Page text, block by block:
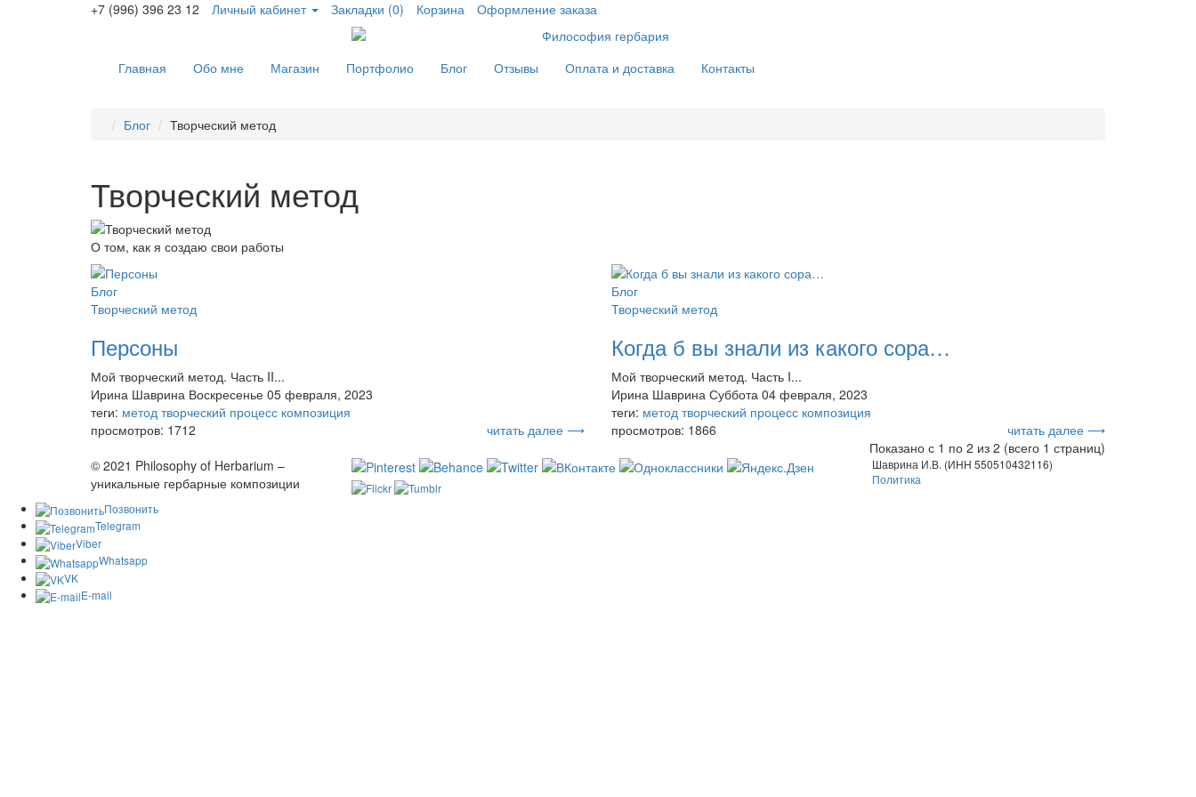
+7 (996) 396 23 12 Личный кабинет Закладки (0) Корзина Оформление заказа
Главная Обо мне Магазин Портфолио Блог Отзывы Оплата и доставка Контакты
Блог Творческий метод
Творческий метод
О том, как я создаю свои работы
Блог
Творческий метод
Персоны
Мой творческий метод. Часть II...
Ирина Шаврина Воскресенье 05 февраля, 2023
теги: метод творческий процесс композиция
просмотров: 1712
читать далее ⟶
Блог
Творческий метод
Когда б вы знали из какого сора…
Мой творческий метод. Часть I...
Ирина Шаврина Суббота 04 февраля, 2023
теги: метод творческий процесс композиция
просмотров: 1866
читать далее ⟶
Показано с 1 по 2 из 2 (всего 1 страниц)
© 2021 Philosophy of Herbarium –
уникальные гербарные композиции
Шаврина И.В. (ИНН 550510432116)
Политика
Позвонить
Telegram
Viber
Whatsapp
VK
E-mail